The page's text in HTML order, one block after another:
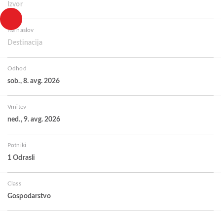
Izvor
Na naslov
Destinacija
Odhod
sob., 8. avg. 2026
Vrnitev
ned., 9. avg. 2026
Potniki
1 Odrasli
Class
Gospodarstvo